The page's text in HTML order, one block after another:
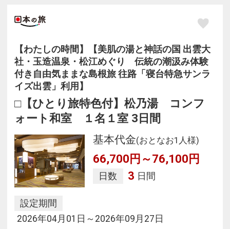
【わたしの時間】【美肌の湯と神話の国 出雲大
社・玉造温泉・松江めぐり 伝統の潮汲み体験
付き自由気ままな島根旅 往路「寝台特急サンラ
イズ出雲」利用】
□【ひとり旅特色付】松乃湯 コンフ
ォート和室 １名１室 3日間
基本代金(おとなお1人様)
66,700円～76,100円
日数 3 日間
設定期間
2026年04月01日～2026年09月27日